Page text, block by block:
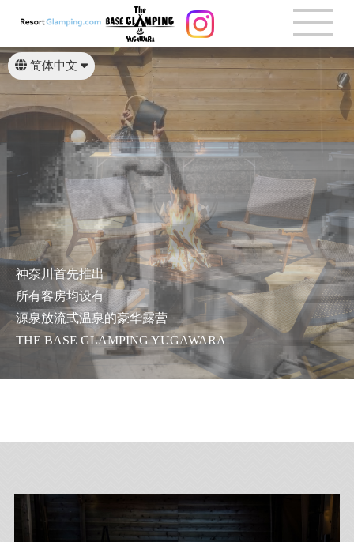
简体中文
日本語
English
繁體中文
神奈川首先推出
所有客房均设有
源泉放流式温泉的豪华露营
THE BASE GLAMPING YUGAWARA